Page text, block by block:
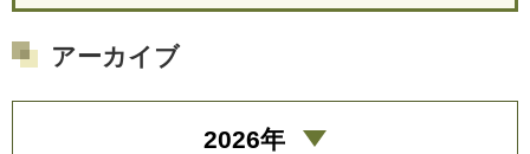
アーカイブ
2026年